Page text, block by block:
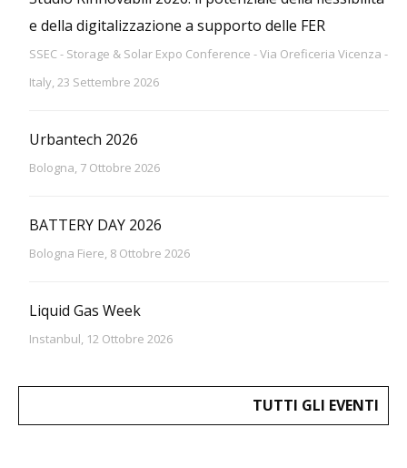
e della digitalizzazione a supporto delle FER
SSEC - Storage & Solar Expo Conference - Via Oreficeria Vicenza -
Italy, 23 Settembre 2026
Urbantech 2026
Bologna, 7 Ottobre 2026
BATTERY DAY 2026
Bologna Fiere, 8 Ottobre 2026
Liquid Gas Week
Instanbul, 12 Ottobre 2026
TUTTI GLI EVENTI